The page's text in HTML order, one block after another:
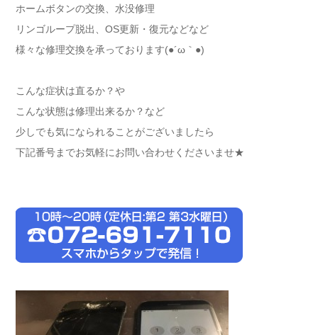
ホームボタンの交換、水没修理
リンゴループ脱出、OS更新・復元などなど
様々な修理交換を承っております(●´ω｀●)
こんな症状は直るか？や
こんな状態は修理出来るか？など
少しでも気になられることがございましたら
下記番号までお気軽にお問い合わせくださいませ★